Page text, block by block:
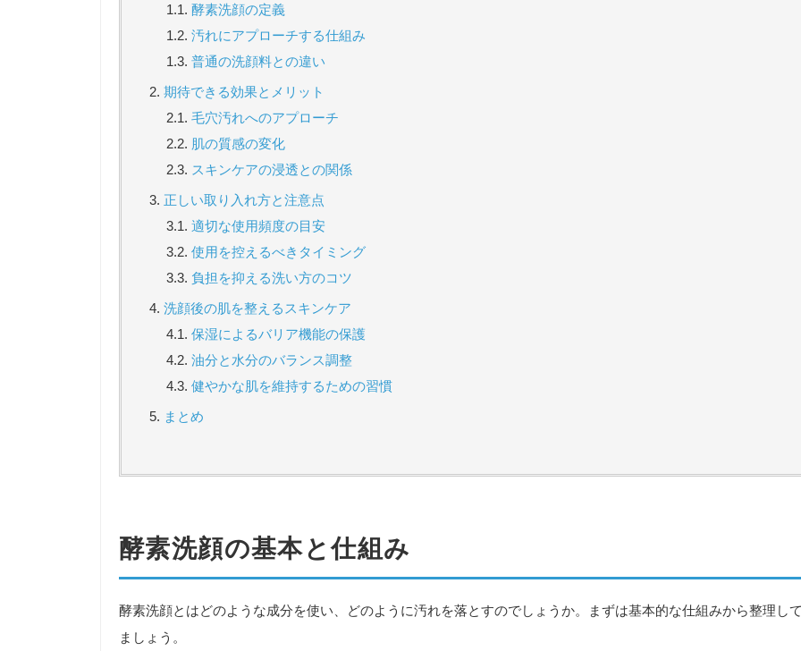
酵素洗顔の定義
汚れにアプローチする仕組み
普通の洗顔料との違い
期待できる効果とメリット
毛穴汚れへのアプローチ
肌の質感の変化
スキンケアの浸透との関係
正しい取り入れ方と注意点
適切な使用頻度の目安
使用を控えるべきタイミング
負担を抑える洗い方のコツ
洗顔後の肌を整えるスキンケア
保湿によるバリア機能の保護
油分と水分のバランス調整
健やかな肌を維持するための習慣
まとめ
酵素洗顔の基本と仕組み
酵素洗顔とはどのような成分を使い、どのように汚れを落とすのでしょうか。まずは基本的な仕組みから整理し
ましょう。